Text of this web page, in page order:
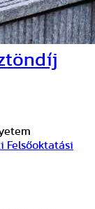
Felsőoktatási